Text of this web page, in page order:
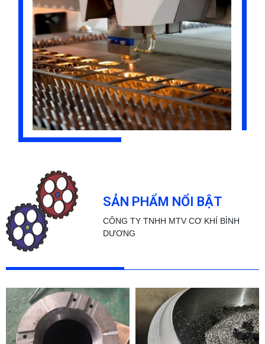
SẢN PHẨM NỔI BẬT
CÔNG TY TNHH MTV CƠ KHÍ BÌNH
DƯƠNG